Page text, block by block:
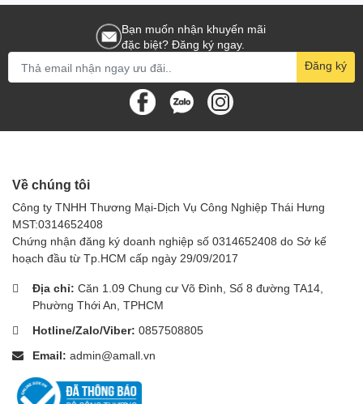
Bạn muốn nhận khuyến mãi
đặc biệt? Đăng ký ngay.
Đăng ký
Về chúng tôi
Công ty TNHH Thương Mại-Dịch Vụ Công Nghiệp Thái Hưng
MST:0314652408
Chứng nhận đăng ký doanh nghiệp số 0314652408 do Sở kế
hoạch đầu từ Tp.HCM cấp ngày 29/09/2017
Địa chỉ: Căn 1.09 Chung cư Võ Đình, Số 8 đường TA14,
Phường Thới An, TPHCM
Hotline/Zalo/Viber: 0857508805
Email: admin@amall.vn